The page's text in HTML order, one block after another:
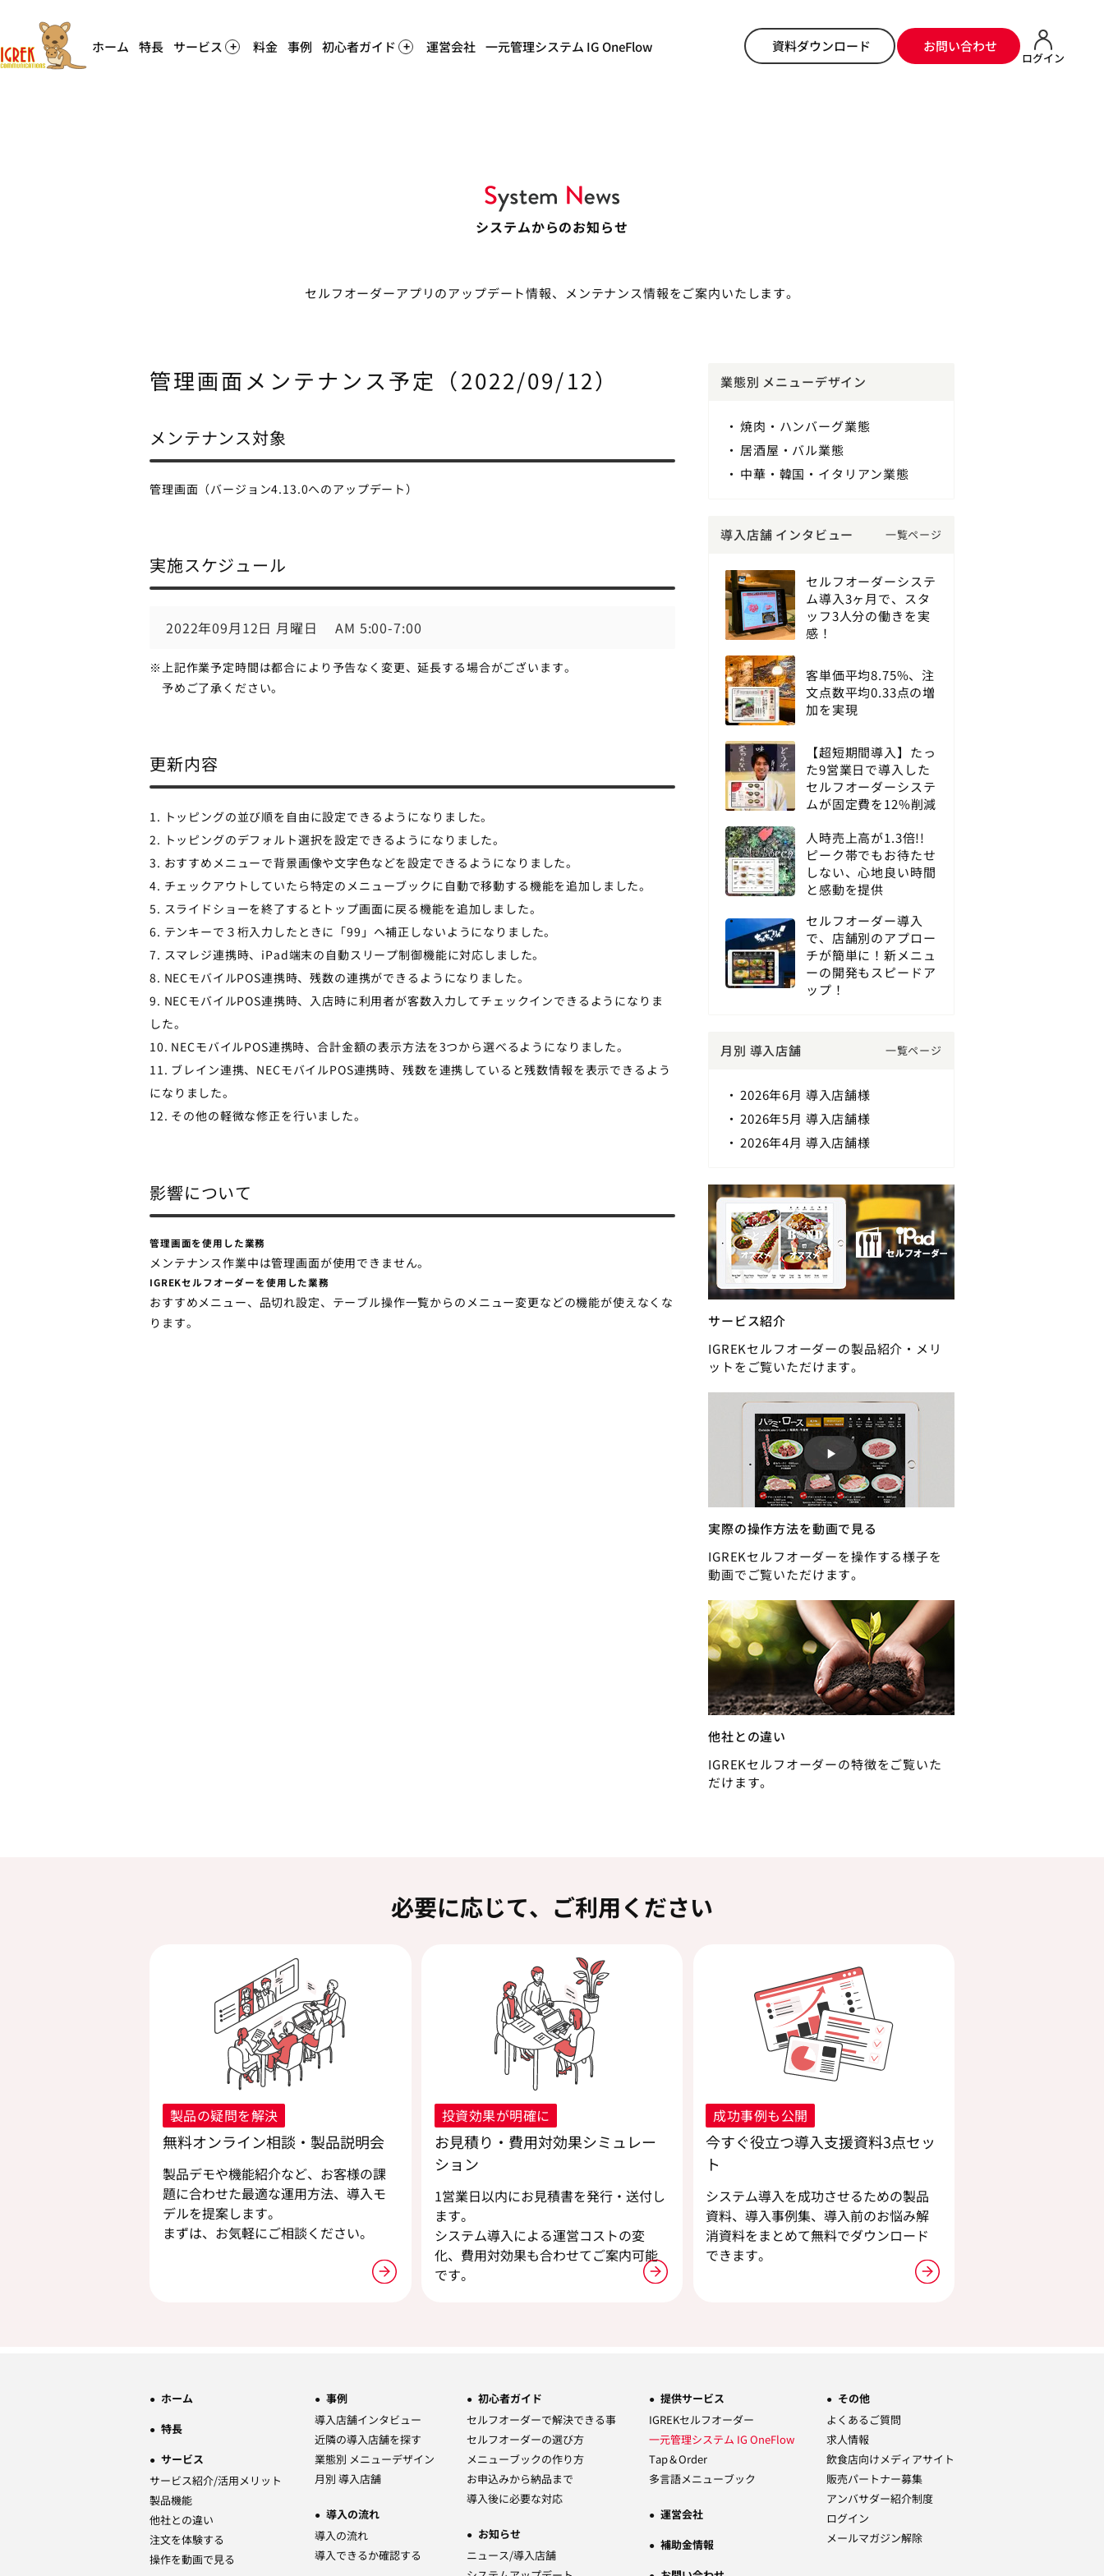
ホーム 特長 サービス 料金 事例 初心者ガイド 運営会社 一元管理システム IG OneFlow 資料ダウンロード お問い合わせ
ログイン
システムからのお知らせ
セルフオーダーアプリのアップデート情報、メンテナンス情報をご案内いたします。
管理画面メンテナンス予定（2022/09/12）
メンテナンス対象
管理画面（バージョン4.13.0へのアップデート）
実施スケジュール
2022年09月12日 月曜日 AM 5:00-7:00
※上記作業予定時間は都合により予告なく変更、延長する場合がございます。
予めご了承ください。
更新内容
1. トッピングの並び順を自由に設定できるようになりました。
2. トッピングのデフォルト選択を設定できるようになりました。
3. おすすめメニューで背景画像や文字色などを設定できるようになりました。
4. チェックアウトしていたら特定のメニューブックに自動で移動する機能を追加しました。
5. スライドショーを終了するとトップ画面に戻る機能を追加しました。
6. テンキーで３桁入力したときに「99」へ補正しないようになりました。
7. スマレジ連携時、iPad端末の自動スリープ制御機能に対応しました。
8. NECモバイルPOS連携時、残数の連携ができるようになりました。
9. NECモバイルPOS連携時、入店時に利用者が客数入力してチェックインできるようになりま
した。
10. NECモバイルPOS連携時、合計金額の表示方法を3つから選べるようになりました。
11. ブレイン連携、NECモバイルPOS連携時、残数を連携していると残数情報を表示できるよう
になりました。
12. その他の軽微な修正を行いました。
影響について
管理画面を使用した業務
メンテナンス作業中は管理画面が使用できません。
IGREKセルフオーダーを使用した業務
おすすめメニュー、品切れ設定、テーブル操作一覧からのメニュー変更などの機能が使えなくな
ります。
業態別 メニューデザイン
焼肉・ハンバーグ業態
居酒屋・バル業態
中華・韓国・イタリアン業態
導入店舗 インタビュー 一覧ページ
セルフオーダーシステ
ム導入3ヶ月で、スタ
ッフ3人分の働きを実
感！
客単価平均8.75%、注
文点数平均0.33点の増
加を実現
【超短期間導入】たっ
た9営業日で導入した
セルフオーダーシステ
ムが固定費を12%削減
人時売上高が1.3倍!!
ピーク帯でもお待たせ
しない、心地良い時間
と感動を提供
セルフオーダー導入
で、店舗別のアプロー
チが簡単に！新メニュ
ーの開発もスピードア
ップ！
月別 導入店舗 一覧ページ
2026年6月 導入店舗様
2026年5月 導入店舗様
2026年4月 導入店舗様
サービス紹介
IGREKセルフオーダーの製品紹介・メリ
ットをご覧いただけます。
実際の操作方法を動画で見る
IGREKセルフオーダーを操作する様子を
動画でご覧いただけます。
他社との違い
IGREKセルフオーダーの特徴をご覧いた
だけます。
必要に応じて、ご利用ください
製品の疑問を解決
無料オンライン相談・製品説明会
製品デモや機能紹介など、お客様の課
題に合わせた最適な運用方法、導入モ
デルを提案します。
まずは、お気軽にご相談ください。
投資効果が明確に
お見積り・費用対効果シミュレー
ション
1営業日以内にお見積書を発行・送付し
ます。
システム導入による運営コストの変
化、費用対効果も合わせてご案内可能
です。
成功事例も公開
今すぐ役立つ導入支援資料3点セッ
ト
システム導入を成功させるための製品
資料、導入事例集、導入前のお悩み解
消資料をまとめて無料でダウンロード
できます。
ホーム
特長
サービス
サービス紹介/活用メリット
製品機能
他社との違い
注文を体験する
操作を動画で見る
事例
導入店舗インタビュー
近隣の導入店舗を探す
業態別 メニューデザイン
月別 導入店舗
導入の流れ
導入の流れ
導入できるか確認する
初心者ガイド
セルフオーダーで解決できる事
セルフオーダーの選び方
メニューブックの作り方
お申込みから納品まで
導入後に必要な対応
お知らせ
ニュース/導入店舗
提供サービス
IGREKセルフオーダー
一元管理システム IG OneFlow
Tap＆Order
多言語メニューブック
運営会社
補助金情報
その他
よくあるご質問
求人情報
飲食店向けメディアサイト
販売パートナー募集
アンバサダー紹介制度
ログイン
メールマガジン解除